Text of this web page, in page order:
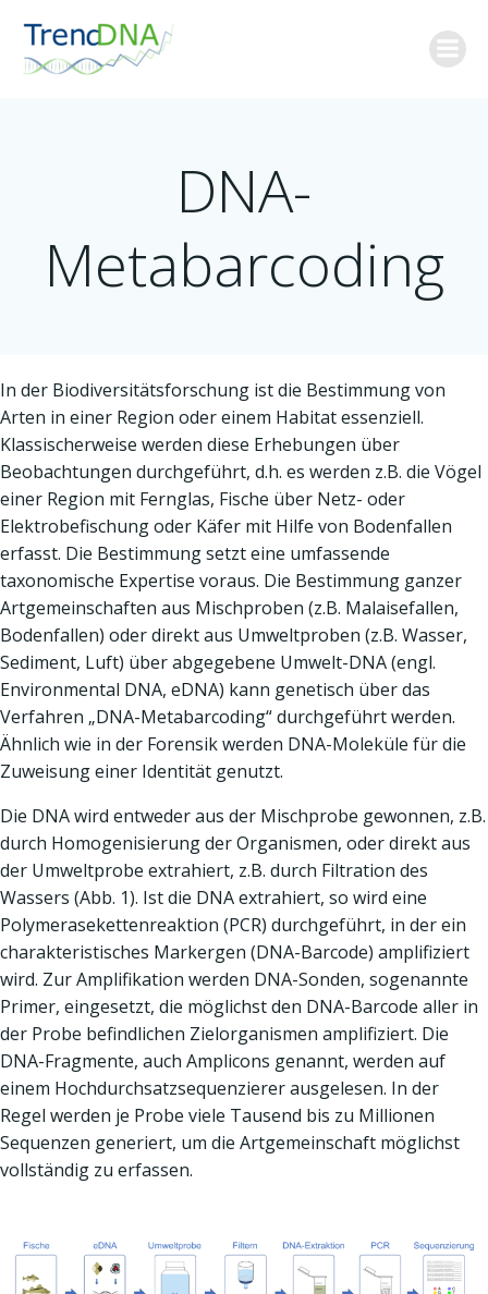
DNA-
Metabarcoding
In der Biodiversitätsforschung ist die Bestimmung von
Arten in einer Region oder einem Habitat essenziell.
Klassischerweise werden diese Erhebungen über
Beobachtungen durchgeführt, d.h. es werden z.B. die Vögel
einer Region mit Fernglas, Fische über Netz- oder
Elektrobefischung oder Käfer mit Hilfe von Bodenfallen
erfasst. Die Bestimmung setzt eine umfassende
taxonomische Expertise voraus. Die Bestimmung ganzer
Artgemeinschaften aus Mischproben (z.B. Malaisefallen,
Bodenfallen) oder direkt aus Umweltproben (z.B. Wasser,
Sediment, Luft) über abgegebene Umwelt-DNA (engl.
Environmental DNA, eDNA) kann genetisch über das
Verfahren „DNA-Metabarcoding“ durchgeführt werden.
Ähnlich wie in der Forensik werden DNA-Moleküle für die
Zuweisung einer Identität genutzt.
Die DNA wird entweder aus der Mischprobe gewonnen, z.B.
durch Homogenisierung der Organismen, oder direkt aus
der Umweltprobe extrahiert, z.B. durch Filtration des
Wassers (Abb. 1). Ist die DNA extrahiert, so wird eine
Polymerasekettenreaktion (PCR) durchgeführt, in der ein
charakteristisches Markergen (DNA-Barcode) amplifiziert
wird. Zur Amplifikation werden DNA-Sonden, sogenannte
Primer, eingesetzt, die möglichst den DNA-Barcode aller in
der Probe befindlichen Zielorganismen amplifiziert. Die
DNA-Fragmente, auch Amplicons genannt, werden auf
einem Hochdurchsatzsequenzierer ausgelesen. In der
Regel werden je Probe viele Tausend bis zu Millionen
Sequenzen generiert, um die Artgemeinschaft möglichst
vollständig zu erfassen.